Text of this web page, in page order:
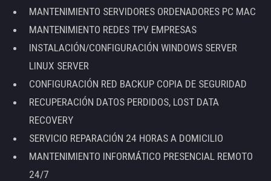
MANTENIMIENTO SERVIDORES ORDENADORES PC MAC
MANTENIMIENTO REDES TPV EMPRESAS
INSTALACIÓN/CONFIGURACIÓN WINDOWS SERVER
LINUX SERVER
CONFIGURACIÓN RED BACKUP COPIA DE SEGURIDAD
RECUPERACIÓN DATOS PERDIDOS, LOST DATA
RECOVERY
SERVICIO REPARACIÓN 24 HORAS A DOMICILIO
MANTENIMIENTO INFORMÁTICO PRESENCIAL REMOTO
24/7